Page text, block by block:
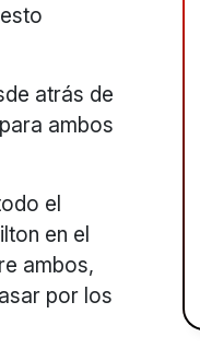
atrás de
ambos
el
en el
ambos,
por los